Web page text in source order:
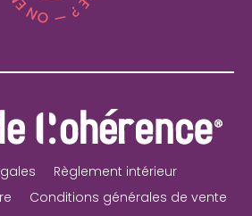
Règlement intérieur
Conditions générales de vente